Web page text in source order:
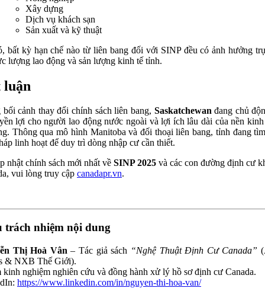
Xây dựng
Dịch vụ khách sạn
Sản xuất và kỹ thuật
bất kỳ hạn chế nào từ liên bang đối với SINP đều có ảnh hưởng
lượng lao động và sản lượng kinh tế tỉnh.
luận
bối cảnh thay đổi chính sách liên bang, Saskatchewanđang chủ
lợi cho người lao động nước ngoài và lợi ích lâu dài của nền
Thông qua mô hình Manitoba và đối thoại liên bang, tỉnh đang
linh hoạt để duy trì dòng nhập cư cần thiết.
nhật chính sách mới nhất về SINP 2025 và các con đường định cư
vui lòng truy cập canadapr.vn.
trách nhiệm nội dung
Thị Hoà Vân – Tác giả sách “Nghệ Thuật Định Cư Canada”
& NXB Thế Giới).
kinh nghiệm nghiên cứu và đồng hành xử lý hồ sơ định cư Canada.
https://www.linkedin.com/in/nguyen-thi-hoa-van/